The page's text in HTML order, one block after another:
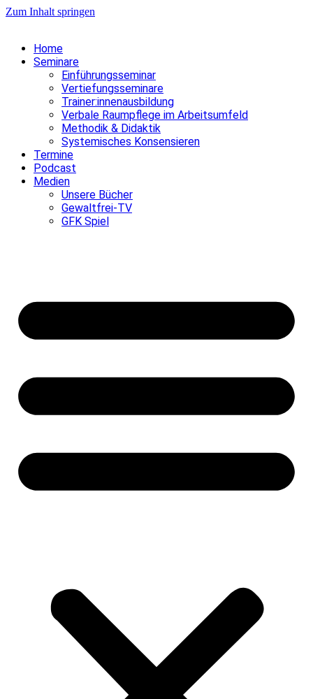
Zum Inhalt springen
Home
Seminare
Einführungsseminar
Vertiefungsseminare
Trainer:innenausbildung
Verbale Raumpflege im Arbeitsumfeld
Methodik & Didaktik
Systemisches Konsensieren
Termine
Podcast
Medien
Unsere Bücher
Gewaltfrei-TV
GFK Spiel